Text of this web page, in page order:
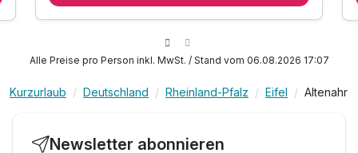
inkl. WLAN
Alle Preise pro Person inkl. MwSt. / Stand vom 06.08.2026 17:07
Kurzurlaub Deutschland Rheinland-Pfalz Eifel Altenahr
Newsletter abonnieren